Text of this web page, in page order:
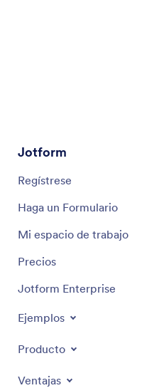
Jotform
Regístrese
Haga un Formulario
Mi espacio de trabajo
Precios
Jotform Enterprise
Ejemplos
Producto
Ventajas